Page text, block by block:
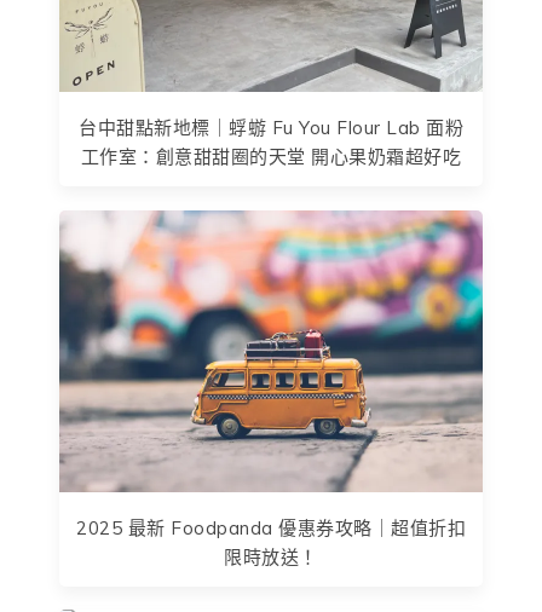
台中甜點新地標｜蜉蝣 Fu You Flour Lab 面粉
工作室：創意甜甜圈的天堂 開心果奶霜超好吃
2025 最新 Foodpanda 優惠券攻略｜超值折扣
限時放送！